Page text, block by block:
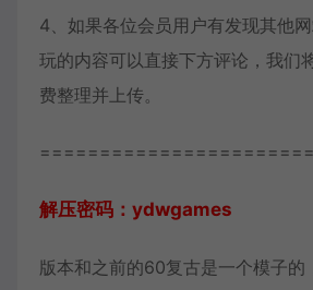
4、如果各位会员用户有发现其他
玩的内容可以直接下方评论，我们
费整理并上传。
解压密码：ydwgames
版本和之前的60复古是一个模子的